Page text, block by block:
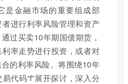
是金融市场的重要组成部
进行利率风险管理和资产
过买卖10年期国债期货，
率走势进行投资，或者对
的利率风险。将围绕10年
代码“f”展开探讨，深入分